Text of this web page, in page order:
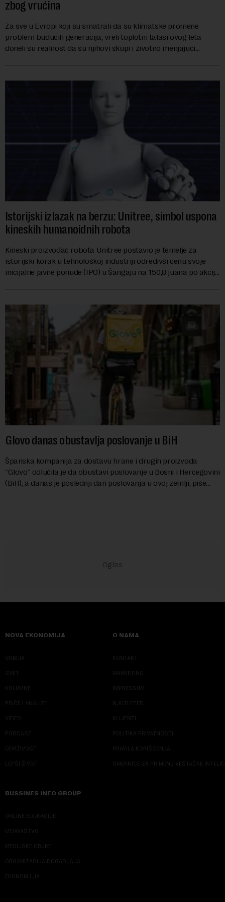
zbog vrućina
Za sve u Evropi koji su smatrali da su klimatske promene
problem budućih generacija, vreli toplotni talasi ovog leta
doneli su realnost da su njihovi skupi i životno menjajući
Istorijski izlazak na berzu: Unitree, simbol uspona
kineskih humanoidnih robota
Kineski proizvođač robota Unitree postavio je temelje za
istorijski korak u tehnološkoj industriji odredivši cenu svoje
inicijalne javne ponude (IPO) u Šangaju na 150,8 juana po akciji.
Glovo danas obustavlja poslovanje u BiH
Španska kompanija za dostavu hrane i drugih proizvoda
"Glovo" odlučila je da obustavi poslovanje u Bosni i Hercegovini
(BiH), a danas je poslednji dan poslovanja u ovoj zemlji, piše
NOVA EKONOMIJA
SRBIJA
SVET
KOLUMNE
PRIČE I ANALIZE
VIDEO
PODCAST
ODRŽIVOST
LEPŠI ŽIVOT
O NAMA
KONTAKT
MARKETING
IMPRESSUM
NJUZLETER
KLIJENTI
POLITIKA PRIVATNOSTI
PRAVILA KORIŠĆENJA
SMERNICE ZA PRIMENU VEŠTAČKE
BUSSINES INFO GROUP
ONLINE EDUKACIJE
IZDAVAŠTVO
MEDIJSKE OBUKE
ORGANIZACIJA DOGADJAJA
EKONOM I JA